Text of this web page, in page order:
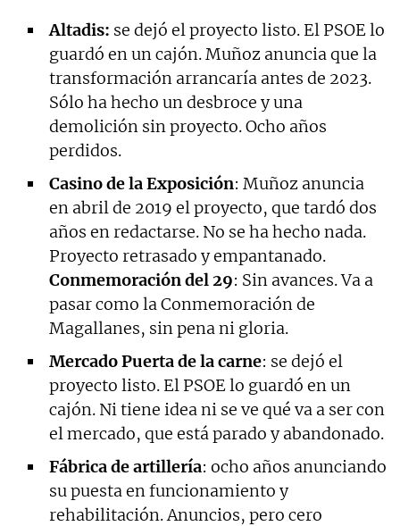
Altadis: se dejó el proyecto listo. El PSOE lo
guardó en un cajón. Muñoz anuncia que la
transformación arrancaría antes de 2023.
Sólo ha hecho un desbroce y una
demolición sin proyecto. Ocho años
perdidos.
Casino de la Exposición: Muñoz anuncia
en abril de 2019 el proyecto, que tardó dos
años en redactarse. No se ha hecho nada.
Proyecto retrasado y empantanado.
Conmemoración del 29: Sin avances. Va a
pasar como la Conmemoración de
Magallanes, sin pena ni gloria.
Mercado Puerta de la carne: se dejó el
proyecto listo. El PSOE lo guardó en un
cajón. Ni tiene idea ni se ve qué va a ser con
el mercado, que está parado y abandonado.
Fábrica de artillería: ocho años anunciando
su puesta en funcionamiento y
rehabilitación. Anuncios, pero cero